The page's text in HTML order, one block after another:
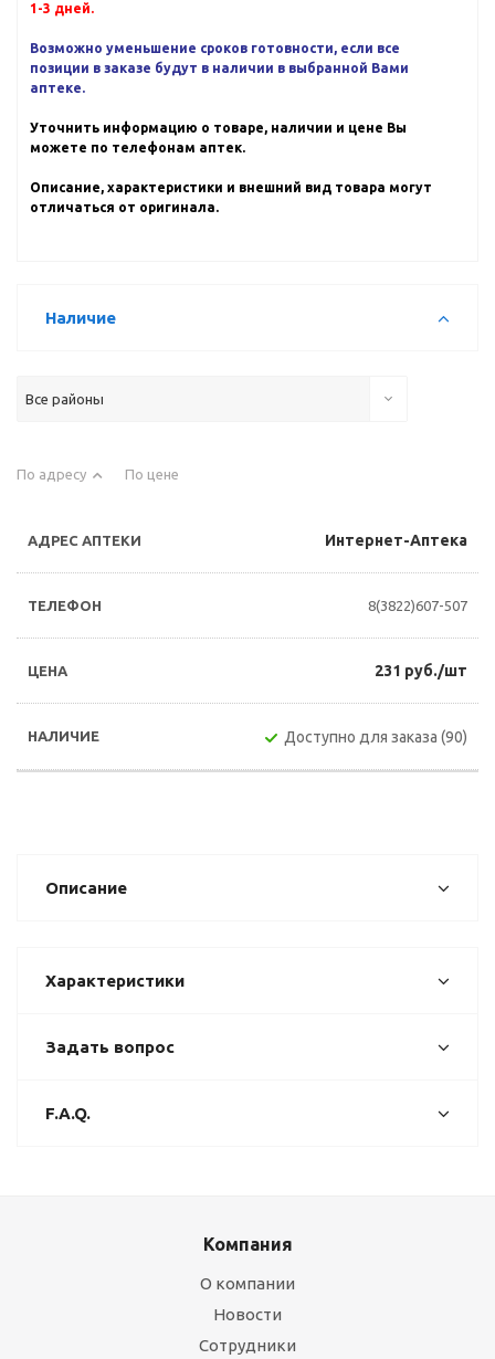
1-3 дней.
Возможно уменьшение сроков готовности, если все
позиции в заказе будут в наличии в выбранной Вами
аптеке.
Уточнить информацию о товаре, наличии и цене Вы
можете по телефонам аптек.
Описание, характеристики и внешний вид товара могут
отличаться от оригинала.
Наличие
Все районы
По адресу По цене
Интернет-Аптека
8(3822)607-507
231 руб./шт
Доступно для заказа (90)
Описание
Характеристики
Задать вопрос
F.A.Q.
Компания
О компании
Новости
Сотрудники